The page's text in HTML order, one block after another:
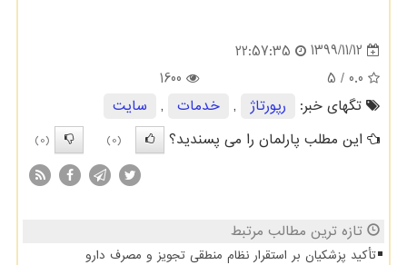
1399/11/12
22:57:35
0.0
/ 5
1600
تگهای خبر:
رپورتاژ , خدمات ,
سایت
این مطلب پارلمان را می پسندید؟
(0)
(0)
تازه ترین مطالب مرتبط
تأکید پزشکیان بر استقرار نظام منطقی تجویز و مصرف دارو